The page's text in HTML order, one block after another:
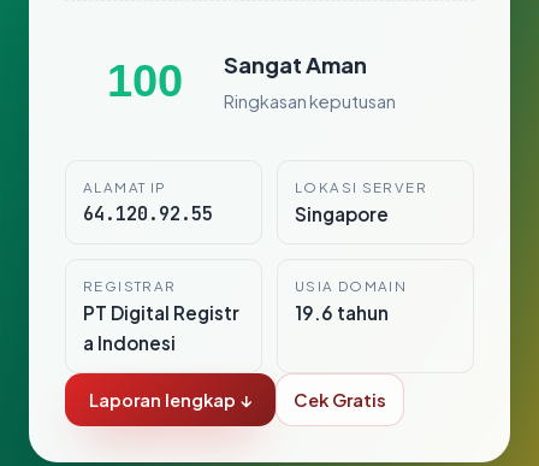
100 Sangat Aman
Ringkasan keputusan
ALAMAT IP
64.120.92.55
LOKASI SERVER
Singapore
REGISTRAR
PT Digital Registr
a Indonesi
USIA DOMAIN
19.6 tahun
Laporan lengkap ↓ Cek Gratis